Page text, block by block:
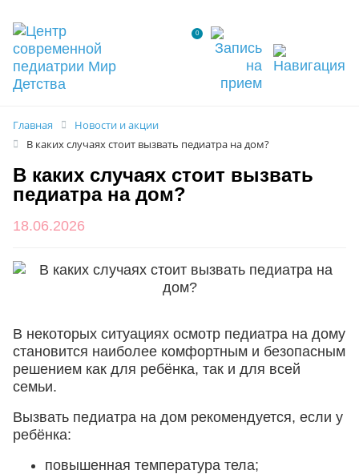
0
Главная
Новости и акции
В каких случаях стоит вызвать педиатра на дом?
В каких случаях стоит вызвать
педиатра на дом?
18.06.2026
В некоторых ситуациях осмотр педиатра на дому
становится наиболее комфортным и безопасным
решением как для ребёнка, так и для всей
семьи.
Вызвать педиатра на дом рекомендуется, если у
ребёнка:
повышенная температура тела;